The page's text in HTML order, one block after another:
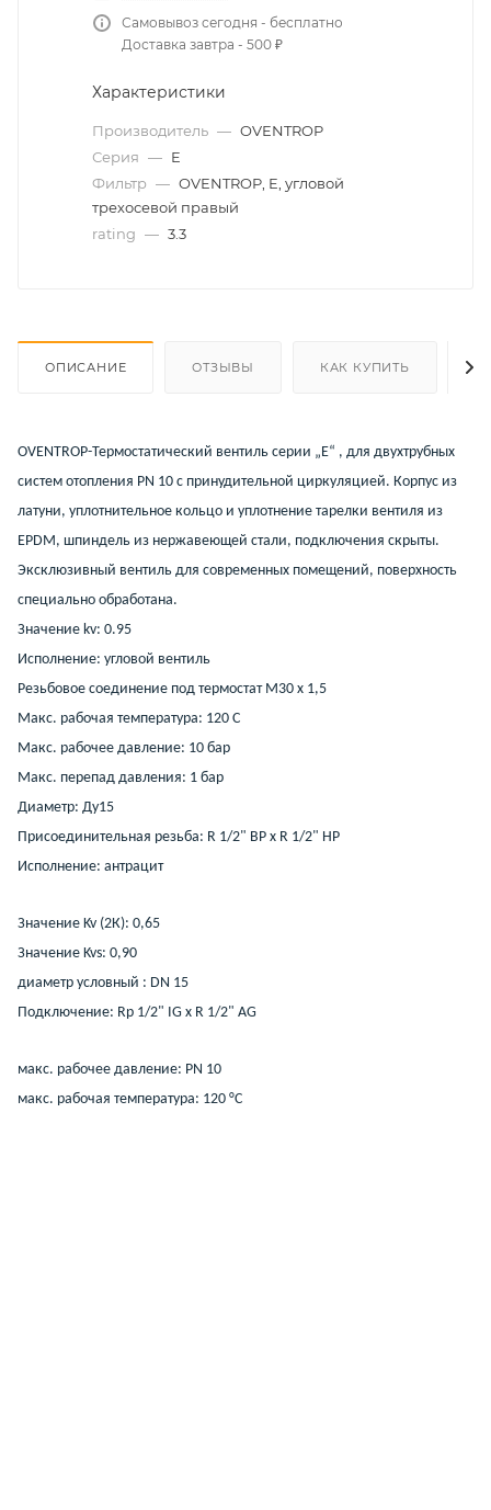
Самовывоз сегодня - бесплатно
Доставка завтра - 500 ₽
Характеристики
Производитель — OVENTROP
Серия — E
Фильтр — OVENTROP, E, угловой
трехосевой правый
rating — 3.3
ОПИСАНИЕ ОТЗЫВЫ КАК КУПИТЬ
OVENTROP-Термостатический вентиль серии „E“ , для двухтрубных
систем отопления PN 10 с принудительной циркуляцией. Корпус из
латуни, уплотнительное кольцо и уплотнение тарелки вентиля из
EPDM, шпиндель из нержавеющей стали, подключения скрыты.
Эксклюзивный вентиль для современных помещений, поверхность
специально обработана.
Значение kv: 0.95
Исполнение: угловой вентиль
Резьбовое соединение под термостат M30 x 1,5
Макс. рабочая температура: 120 C
Макс. рабочее давление: 10 бар
Макс. перепад давления: 1 бар
Диаметр: Ду15
Присоединительная резьба: R 1/2" ВР x R 1/2" НР
Исполнение: антрацит
Значение Kv (2К): 0,65
Значение Kvs: 0,90
диаметр условный : DN 15
Подключение: Rp 1/2" IG x R 1/2" AG
макс. рабочее давление: PN 10
макс. рабочая температура: 120 °C